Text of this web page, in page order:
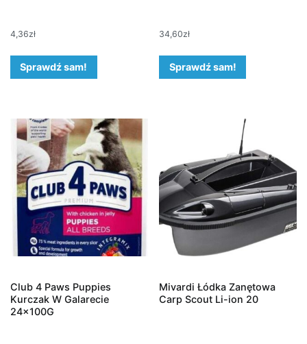
4,36zł
Sprawdź sam!
34,60zł
Sprawdź sam!
Club 4 Paws Puppies
Kurczak W Galarecie
24x100G
Mivardi Łódka Zanętowa
Carp Scout Li-ion 20